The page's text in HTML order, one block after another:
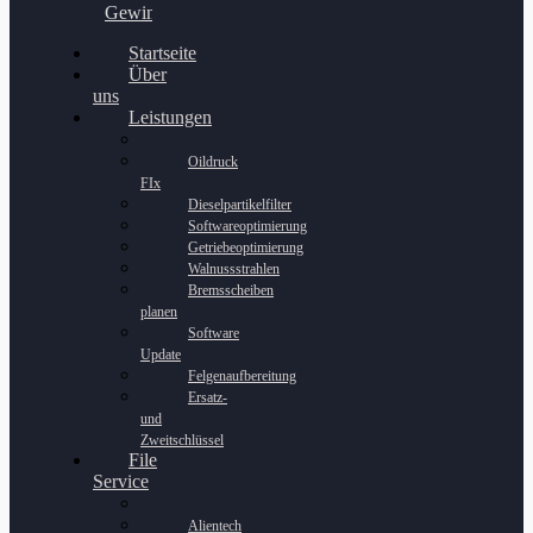
Gewinnspiel
Startseite
Über
uns
Leistungen
Oildruck
FIx
Dieselpartikelfilter
Softwareoptimierung
Getriebeoptimierung
Walnussstrahlen
Bremsscheiben
planen
Software
Update
Felgenaufbereitung
Ersatz-
und
Zweitschlüssel
File
Service
Alientech